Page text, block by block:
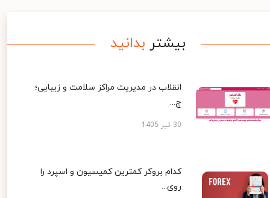
بیشتر بدانید
انقلاب در مدیریت مراکز سلامت و زیبایی؛
چ...
30 تیر 1405
کدام بروکر کمترین کمیسیون و اسپرد را
روی...